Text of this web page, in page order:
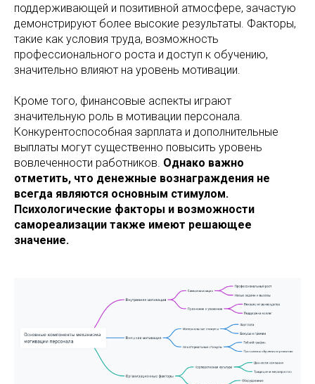
поддерживающей и позитивной атмосфере, зачастую
демонстрируют более высокие результаты. Факторы,
такие как условия труда, возможность
профессионального роста и доступ к обучению,
значительно влияют на уровень мотивации.
Кроме того, финансовые аспекты играют
значительную роль в мотивации персонала.
Конкурентоспособная зарплата и дополнительные
выплаты могут существенно повысить уровень
вовлеченности работников. Однако важно
отметить, что денежные вознаграждения не
всегда являются основным стимулом.
Психологические факторы и возможности
самореализации также имеют решающее
значение.